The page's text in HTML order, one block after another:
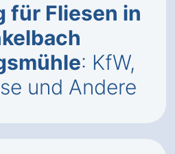
für Fliesen in
: KfW,
und Andere